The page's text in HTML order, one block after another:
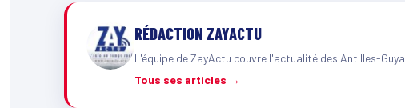
RÉDACTION ZAYACTU
L'équipe de ZayActu couvre l'actualité des Antilles-
Tous ses articles →